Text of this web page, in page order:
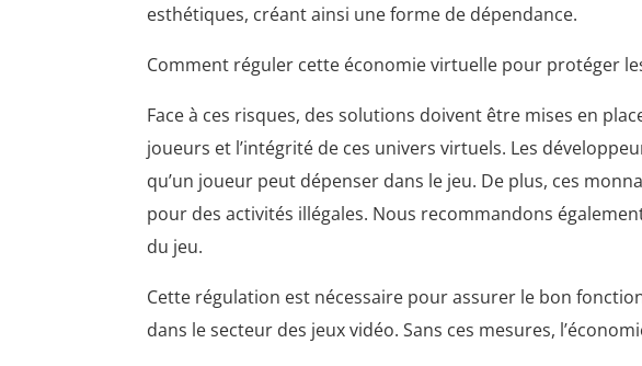
esthétiques, créant ainsi une forme de dépendance.
Comment réguler cette économie virtuelle pour protéger
Face à ces risques, des solutions doivent être mises en
joueurs et l’intégrité de ces univers virtuels. Les
qu’un joueur peut dépenser dans le jeu. De plus, ces
pour des activités illégales. Nous recommandons
du jeu.
Cette régulation est nécessaire pour assurer le bon
dans le secteur des jeux vidéo. Sans ces mesures,